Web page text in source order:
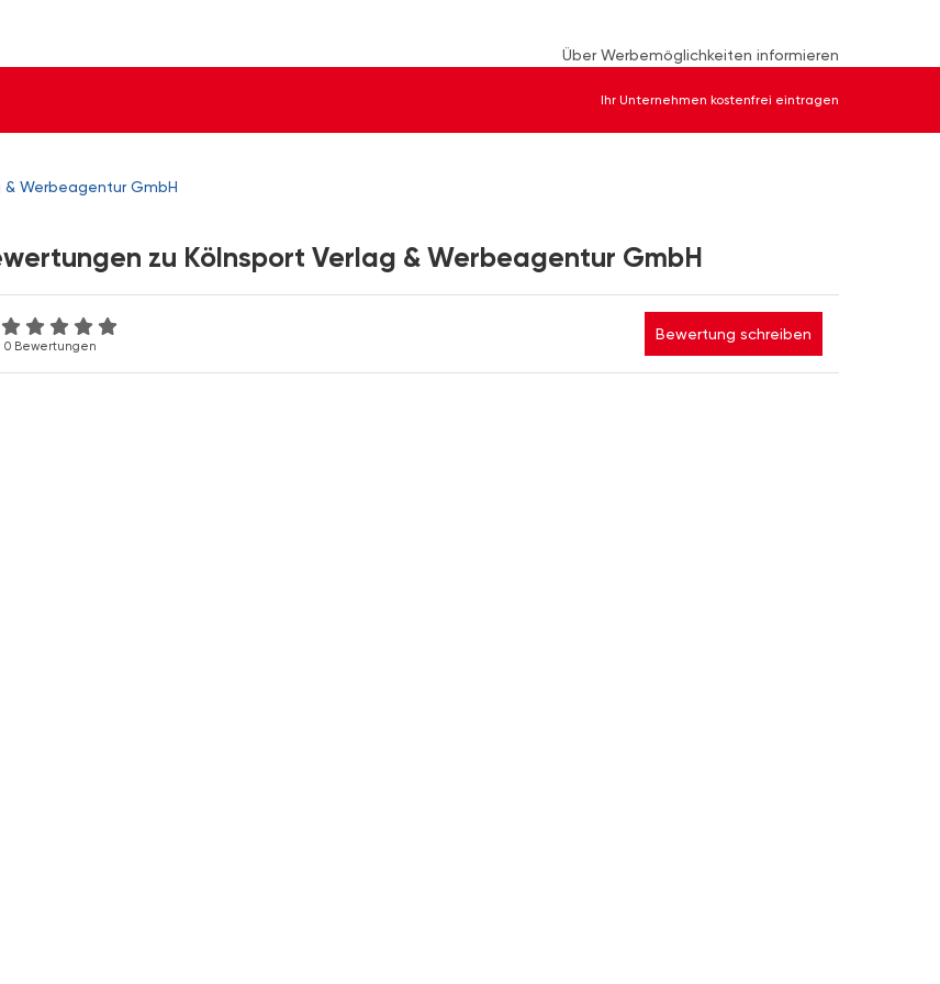
Über Werbemöglichkeiten informieren
Ihr Unternehmen kostenfrei eintragen
& Werbeagentur GmbH
zu Kölnsport Verlag & Werbeagentur GmbH
0 Bewertungen
Bewertung schreiben